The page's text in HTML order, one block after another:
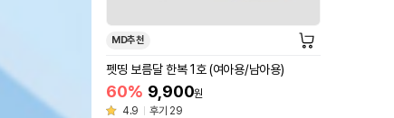
MD추천
펫띵 보름달 한복 1호 (여아용/남아용)
60% 9,900원
4.9
후기 29